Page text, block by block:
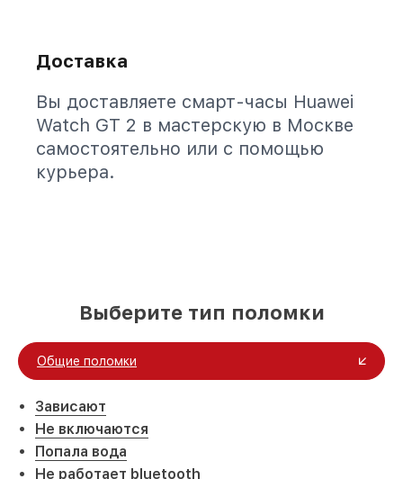
Доставка
Вы доставляете смарт-часы Huawei
Watch GT 2 в мастерскую в Москве
самостоятельно или с помощью
курьера.
Выберите тип поломки
Общие поломки
Зависают
Не включаются
Попала вода
Не работает bluetooth